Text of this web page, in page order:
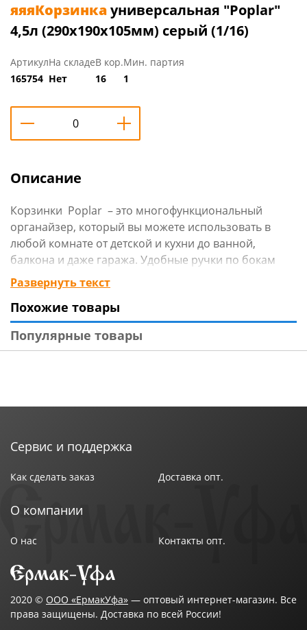
яяяКорзинкауниверсальная "Poplar"
4,5л (290х190х105мм) серый (1/16)
Артикул
165754
На складе
Нет
В кор.
16
Мин. партия
1
Описание
Корзинки Poplar – это многофункциональный
органайзер, который вы можете использовать в
любой комнате от детской и кухни до ванной,
балкона и даже гаража. Удобные ручки по бокам
корзинки позволят переносить её даже
наполненной. Она подойдёт для того, чтобы
аккуратно разложить крупные вещи: бытовую
химию, одежду в шкафчике, тетрадки и блокноты,
товары для творчества и многое другое.
Тип: Корзинка универсальная
Размеры: 29х19х10,5см
Цвет: Серый
Материал: полипропилен
Развернуть текст
Похожие товары
Популярные товары
Сервис и поддержка
Как сделать заказ Доставка опт.
О компании
О нас Контакты опт.
2020 © ООО «ЕрмакУфа» — оптовый интернет-магазин. Все
права защищены. Доставка по всей России!